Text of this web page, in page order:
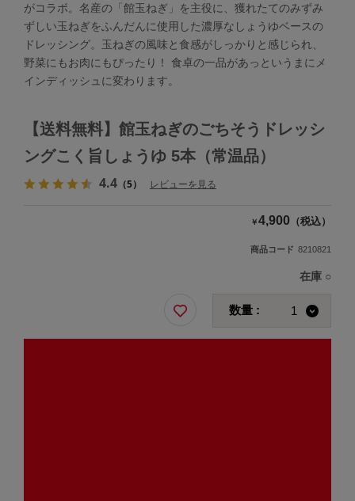
がコラボ。名産の「館玉ねぎ」を主役に、獲れたてのみずみ
ずしい玉ねぎをふんだんに使用した濃厚なしょうゆベースの
ドレッシング。玉ねぎの風味と食感がしっかりと感じられ、
野菜にもお肉にもぴったり！ 食卓の一品があっというまにメ
インディッシュに変わります。
【送料無料】館玉ねぎのごちそうドレッシ
ングこく旨しょうゆ 5本（常温品）
4.4（5） レビューを見る
￥4,900 （税込）
商品コード 8210821
在庫 ○
数量 :